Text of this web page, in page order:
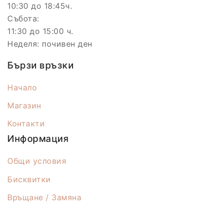
10:30 до 18:45ч.
Събота:
11:30 до 15:00 ч.
Неделя: почивен ден
Бързи връзки
Начало
Магазин
Контакти
Информация
Общи условия
Бисквитки
Връщане / Замяна